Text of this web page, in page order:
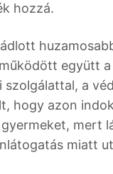
hozzá.
együtt
szolgálattal, a
hogy azon
mert
miatt